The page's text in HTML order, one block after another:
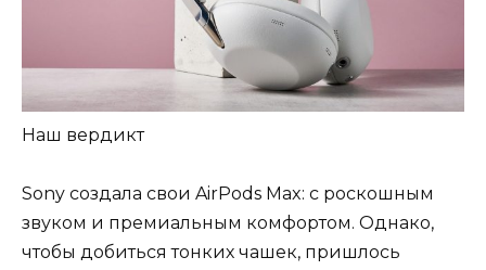
Наш вердикт
Sony создала свои AirPods Max: с роскошным
звуком и премиальным комфортом. Однако,
чтобы добиться тонких чашек, пришлось